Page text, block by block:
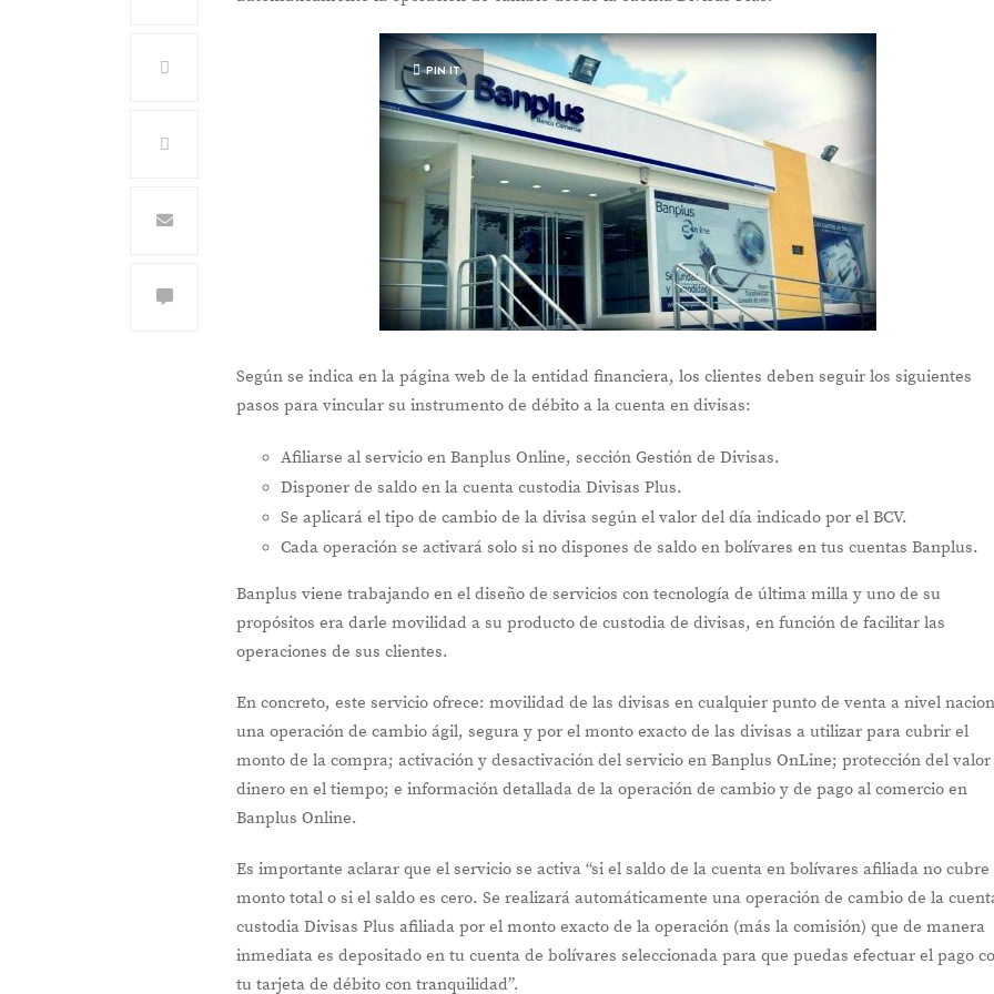
PIN IT
Según se indica en la página web de la entidad financiera, los clientes deben seguir los siguientes
pasos para vincular su instrumento de débito a la cuenta en divisas:
Afiliarse al servicio en Banplus Online, sección Gestión de Divisas.
Disponer de saldo en la cuenta custodia Divisas Plus.
Se aplicará el tipo de cambio de la divisa según el valor del día indicado por el BCV.
Cada operación se activará solo si no dispones de saldo en bolívares en tus cuentas Banplus.
Banplus viene trabajando en el diseño de servicios con tecnología de última milla y uno de su
propósitos era darle movilidad a su producto de custodia de divisas, en función de facilitar las
operaciones de sus clientes.
En concreto, este servicio ofrece: movilidad de las divisas en cualquier punto de venta a nivel
una operación de cambio ágil, segura y por el monto exacto de las divisas a utilizar para cubrir el
monto de la compra; activación y desactivación del servicio en Banplus OnLine; protección del
dinero en el tiempo; e información detallada de la operación de cambio y de pago al comercio en
Banplus Online.
Es importante aclarar que el servicio se activa “si el saldo de la cuenta en bolívares afiliada no cubre
monto total o si el saldo es cero. Se realizará automáticamente una operación de cambio de la
custodia Divisas Plus afiliada por el monto exacto de la operación (más la comisión) que de manera
inmediata es depositado en tu cuenta de bolívares seleccionada para que puedas efectuar el pago
tu tarjeta de débito con tranquilidad”.